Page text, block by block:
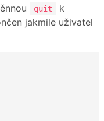
quit
k
jakmile uživatel